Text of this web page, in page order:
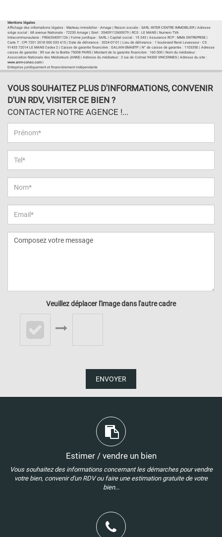
Mentions légales
Affichage des informations légales : Marteau immobilier - Arnage | Raison sociale : SARL INTER CENTRE IMMOBILIER | Adresse
siège social : 68 avenue Nationale - 72230 Arnage | Siret : 35409112600079 | RCS : LE MANS | Numero TVA
Intracommunautaire : FR06354091126 | Forme juridique : SARL | Capital social : 15 245 | Assurance RCP : MMA ENTREPRISE |
Carte T : CPI 7201 2018 000 033 615 | Date de délivrance : 2024-07-01 | Lieu de délivrance : 1 boulevard René Levasseur - CS
91435 72014 LE MANS Cedex 2 | Caisse de garantie financière : GALIAN-SMABTP. | N° de caisse de garantie : 110335E | Adresse
caisse de garantie : 89 rue de la Boétie 75008 PARIS | Montant de la garantie financière : 160 000 | Nom du médiateur :
Association Nationale des Médiateurs (ANM) | Adresse du médiateur : 2 rue de Colmar 94300 VINCENNES | Adresse du site :
www.anm-conso.com
Entreprise juridiquement et financièrement indépendante
VOUS SOUHAITEZ PLUS D'INFORMATIONS, CONVENIR
D'UN RDV, VISITER CE BIEN ?
CONTACTER NOTRE AGENCE !...
Veuillez déplacer l'image dans l'autre cadre
ENVOYER
Estimer / vendre un bien
Vous souhaitez des informations concernant les démarches pour vendre
votre bien, convenir d'un RDV ou faire une estimation gratuite de votre
bien...